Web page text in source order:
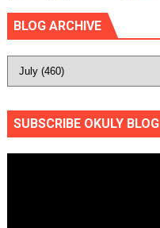
BLOG ARCHIVE
SUBSCRIBE OKULY BLOG